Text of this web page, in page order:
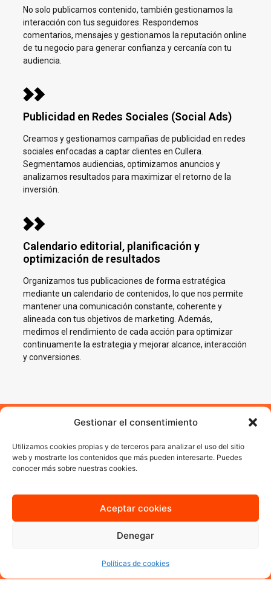
Gestionar el consentimiento
Utilizamos cookies propias y de terceros para analizar el uso del sitio
web y mostrarte los contenidos que más pueden interesarte. Puedes
conocer más sobre nuestras cookies.
Aceptar cookies
Denegar
Políticas de cookies
No solo publicamos contenido, también gestionamos la
interacción con tus seguidores. Respondemos
comentarios, mensajes y gestionamos la reputación online
de tu negocio para generar confianza y cercanía con tu
audiencia.
Publicidad en Redes Sociales (Social Ads)
Creamos y gestionamos campañas de publicidad en redes
sociales enfocadas a captar clientes en Cullera.
Segmentamos audiencias, optimizamos anuncios y
analizamos resultados para maximizar el retorno de la
inversión.
Calendario editorial, planificación y
optimización de resultados
Organizamos tus publicaciones de forma estratégica
mediante un calendario de contenidos, lo que nos permite
mantener una comunicación constante, coherente y
alineada con tus objetivos de marketing. Además,
medimos el rendimiento de cada acción para optimizar
continuamente la estrategia y mejorar alcance, interacción
y conversiones.
Impulsamos tu negocio en
Redes Sociales en Cullera
estrategias reales, cercanas y orientadas a resultados.
Quiero más información